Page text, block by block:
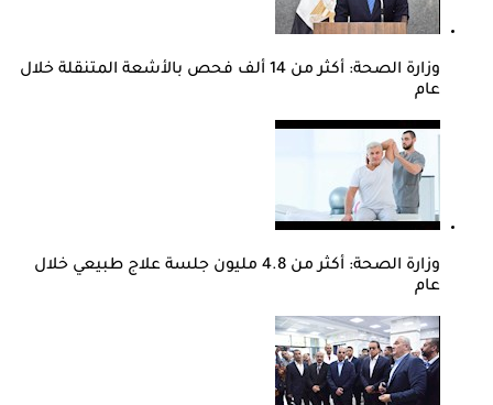
وزارة الصحة: أكثر من 14 ألف فحص بالأشعة المتنقلة خلال
عام
وزارة الصحة: أكثر من 4.8 مليون جلسة علاج طبيعي خلال
عام